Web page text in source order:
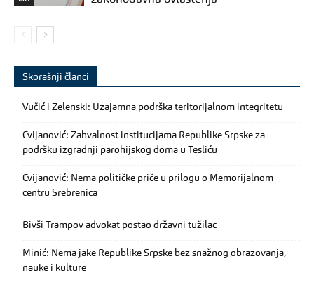
Skorašnji članci
Vučić i Zelenski: Uzajamna podrška teritorijalnom integritetu
Cvijanović: Zahvalnost institucijama Republike Srpske za
podršku izgradnji parohijskog doma u Tesliću
Cvijanović: Nema političke priče u prilogu o Memorijalnom
centru Srebrenica
Bivši Trampov advokat postao državni tužilac
Minić: Nema jake Republike Srpske bez snažnog obrazovanja,
nauke i kulture